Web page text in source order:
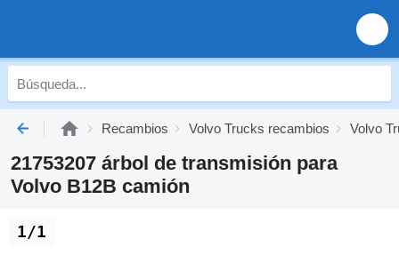
Recambios Volvo Trucks recambios Volvo
21753207 árbol de transmisión para
Volvo B12B camión
1/1